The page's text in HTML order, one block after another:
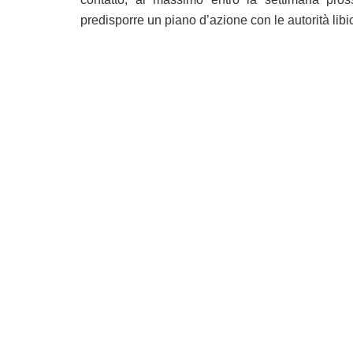
predisporre un piano d’azione con le autorità